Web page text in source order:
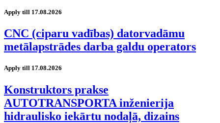
Apply till 17.08.2026
CNC (ciparu vadības) datorvadāmu
metālapstrādes darba galdu operators
Apply till 17.08.2026
Konstruktors prakse
AUTOTRANSPORTA inženierija
hidraulisko iekārtu nodaļā, dizains